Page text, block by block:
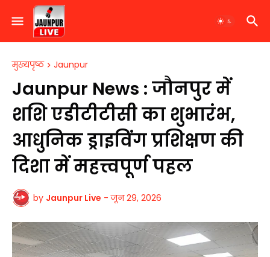
मुख्यपृष्ठ Jaunpur
Jaunpur News : जौनपुर में
शशि एडीटीटीसी का शुभारंभ,
आधुनिक ड्राइविंग प्रशिक्षण की
दिशा में महत्त्वपूर्ण पहल
by Jaunpur Live - जून 29, 2026